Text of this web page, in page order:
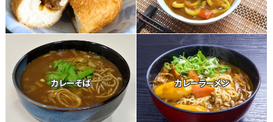
カレーそば カレーラーメン